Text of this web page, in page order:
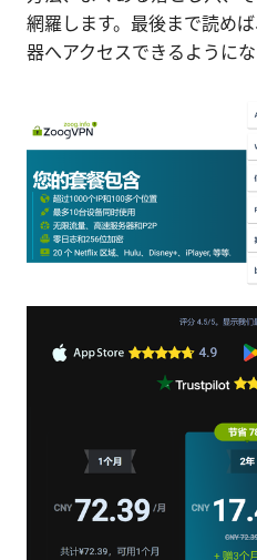
網羅します。最後まで読め
器へアクセスできるようにな